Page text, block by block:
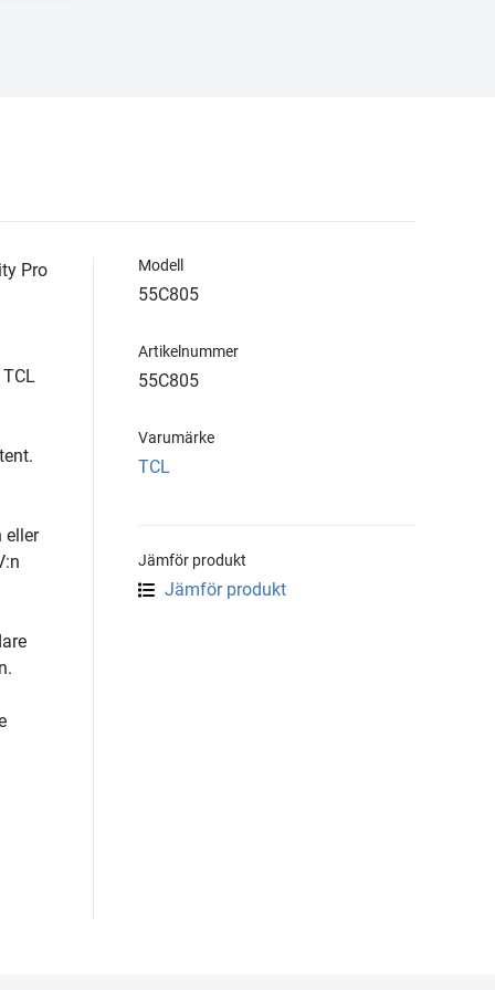
Pro
eller
Modell
55C805
Artikelnummer
55C805
Varumärke
TCL
Jämför produkt
Jämför produkt